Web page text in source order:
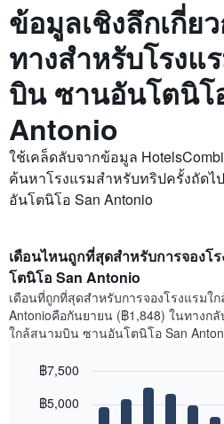
ข้อมูลเชิงลึกเกี่ย
ทางสำหรับโรงแ
บิน ซานอันโตนิโ
Antonio
ใช้เคล็ดลับจากข้อมูล
ค้นหาโรงแรมสำหรับทริปครั้งถัด
อันโตนิโอ San Antonio
เดือนไหนถูกที่สุดสำหรับการจอง
โตนิโอ San Antonio
เดือนที่ถูกที่สุดสำหรับการจองโรงแรม
Antonioคือกันยายน (฿1,848) ในทางก
ใกล้สนามบิน ซานอันโตนิโอ San
chart
graphic.
฿5,000
฿7,500